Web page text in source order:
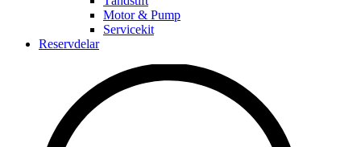
Motor & Pump
Servicekit
Reservdelar